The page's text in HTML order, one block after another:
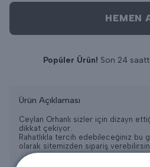
HEMEN
Popüler Ürün! Son 24
Ürün Açıklaması
Ceylan Orhanlı sizler için dizayn
dikkat çekiyor.
Rahatlıkla tercih edebileceğiniz bu
olarak sitemizden sipariş